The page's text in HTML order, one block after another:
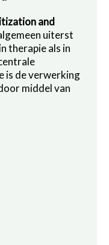
and
uiterst
therapie als in
is de verwerking
middel van